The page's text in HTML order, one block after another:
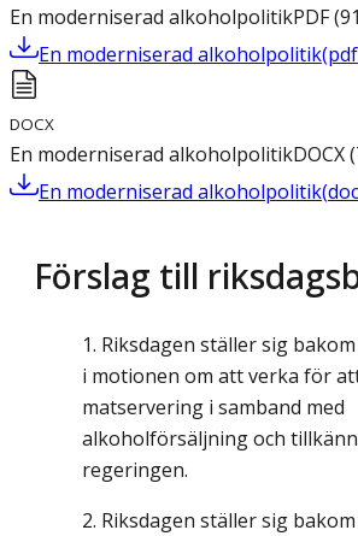
En moderniserad alkoholpolitikPDF(91
En moderniserad alkoholpolitik(pdf
DOCX
En moderniserad alkoholpolitikDOCX(
En moderniserad alkoholpolitik(
Förslag till
Riksdagen ställer sig
i motionen om att verka för
matservering i samband med
alkoholförsäljning och
regeringen.
Riksdagen ställer sig